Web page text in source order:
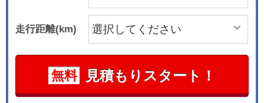
走行距離(km)
無料 見積もりスタート！